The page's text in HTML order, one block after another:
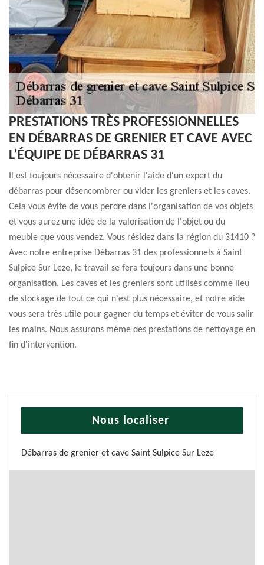
PRESTATIONS TRÈS PROFESSIONNELLES
EN DÉBARRAS DE GRENIER ET CAVE AVEC
L’ÉQUIPE DE DÉBARRAS 31
Il est toujours nécessaire d'obtenir l'aide d'un expert du
débarras pour désencombrer ou vider les greniers et les caves.
Cela vous évite de vous perdre dans l'organisation de vos objets
et vous aurez une idée de la valorisation de l'objet ou du
meuble que vous vendez. Vous résidez dans la région du 31410 ?
Avec notre entreprise Débarras 31 des professionnels à Saint
Sulpice Sur Leze, le travail se fera toujours dans une bonne
organisation. Les caves et les greniers sont utilisés comme lieu
de stockage de tout ce qui n'est plus nécessaire, et notre aide
vous sera très utile pour gagner du temps et éviter de vous salir
les mains. Nous assurons même des prestations de nettoyage en
fin d'intervention.
Nous localiser
Débarras de grenier et cave Saint Sulpice Sur Leze